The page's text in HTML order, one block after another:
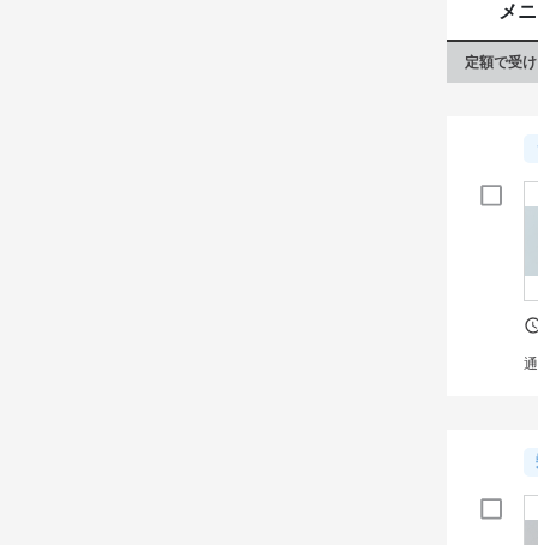
メ
定額で受